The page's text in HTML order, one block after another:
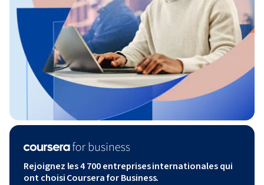
Rejoignez les 4 700 entreprises internationales qui
ont choisi Coursera for Business.